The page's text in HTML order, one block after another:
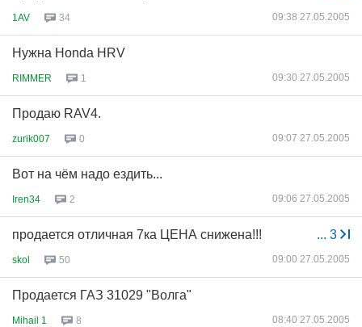
1AV 34 09:38 27.05.2005
Нужна Honda HRV
RIMMER 1 09:30 27.05.2005
Продаю RAV4.
zurik007 0 09:07 27.05.2005
Вот на чём надо ездить...
Iren34 2 09:06 27.05.2005
... 3
продается отличная 7ка ЦЕНА снижена!!!
skol 50 09:00 27.05.2005
Продается ГАЗ 31029 "Волга"
Mihail 1 8 08:40 27.05.2005